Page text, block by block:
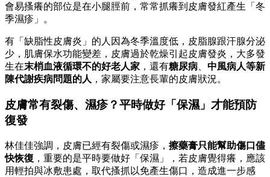
會易搔癢的部位是在小腿脛前，常常抓癢到皮膚發紅產生「冬
季濕疹」。
有「缺脂性皮膚炎」的人因為冬季溫度低，皮脂腺跟汗腺分泌
少，肌膚保水功能變差，皮膚過於乾燥引起皮膚發炎，大多發
生在末梢血液循環不的好老人家 ，還有糖尿病
中風病人等新
陳代謝疾病問題的人 ，家屬要注意長輩的皮膚狀況。
皮膚常有裂傷、濕疹？平時做好「保濕」才能預防
復發
林佳佳強調，皮膚已經有裂傷或濕疹， 擦藥膏只能幫助傷口儘
快恢復 ，重要的是平時要做好「保濕」，若皮膚覺得癢，應該
用輕拍與冰敷患處，取代搔抓以免產生傷口，造成進一步感